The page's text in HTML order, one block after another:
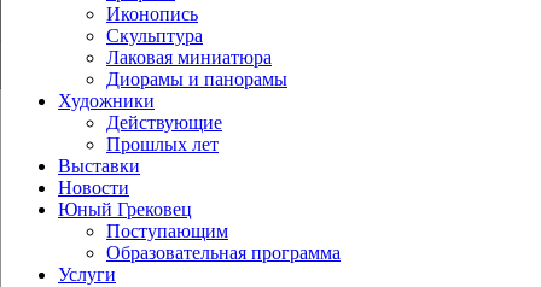
Иконопись
Скульптура
Лаковая миниатюра
Диорамы и панорамы
Художники
Действующие
Прошлых лет
Выставки
Новости
Юный Грековец
Поступающим
Образовательная программа
Услуги